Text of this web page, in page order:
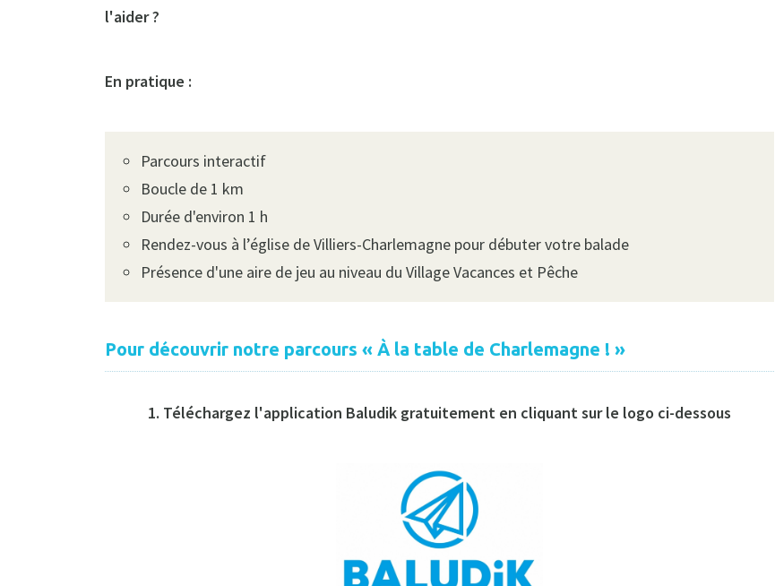
l'aider ?
En pratique :
Parcours interactif
Boucle de 1 km
Durée d'environ 1 h
Rendez-vous à l’église de Villiers-Charlemagne pour débuter votre balade
Présence d'une aire de jeu au niveau du Village Vacances et Pêche
Pour découvrir notre parcours « À la table de Charlemagne ! »
1. Téléchargez l'application Baludik gratuitement en cliquant sur le logo ci-dessous